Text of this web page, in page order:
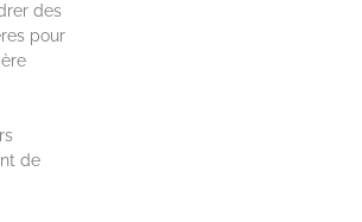
des
pour
de